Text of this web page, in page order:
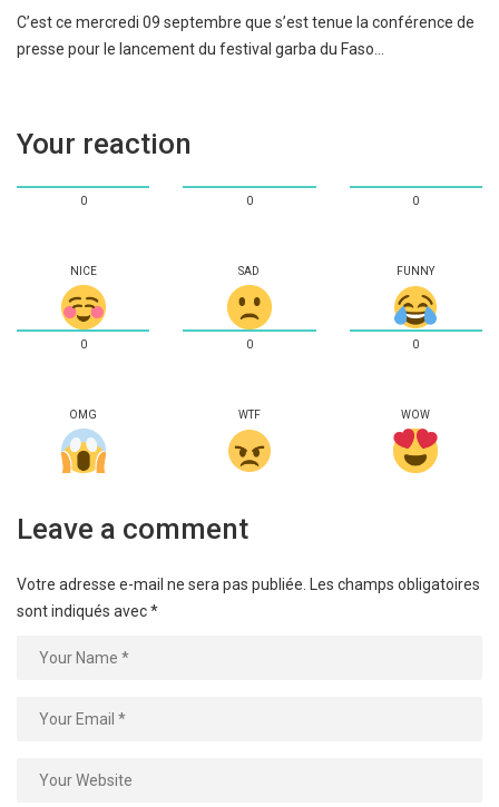
C’est ce mercredi 09 septembre que s’est tenue la conférence de
presse pour le lancement du festival garba du Faso…
Your reaction
0
NICE
0
SAD
0
FUNNY
0
OMG
0
WTF
0
WOW
Leave a comment
Votre adresse e-mail ne sera pas publiée.
Les champs obligatoires
sont indiqués avec*